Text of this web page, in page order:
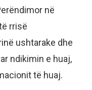
në
rrisë
ushtarake dhe
ndikimin e huaj,
të huaj.